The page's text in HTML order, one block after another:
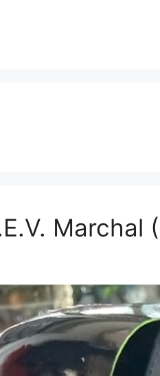
Marchal